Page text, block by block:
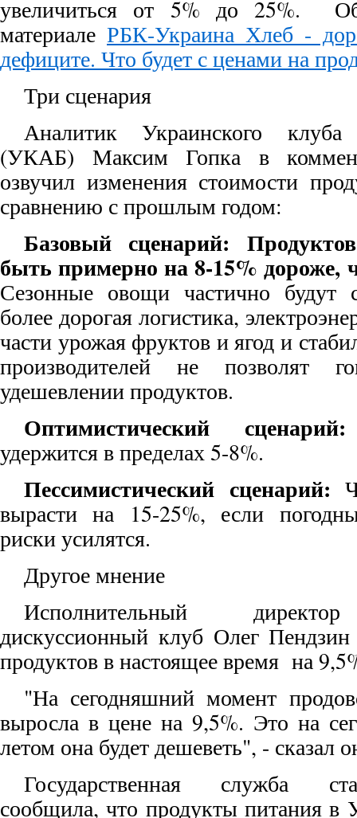
увеличиться от 5% до 25%.
материале РБК-Украина Хлеб -
дефиците. Что будет с ценами на
Три сценария
Аналитик Украинского клуба
(УКАБ) Максим Гопка в
озвучил изменения стоимости
сравнению с прошлым годом:
Базовый сценарий:
быть примерно на 8-15% дороже,
Сезонные овощи частично будут
более дорогая логистика,
части урожая фруктов и ягод и
производителей не позволят
удешевлении продуктов.
Оптимистический
удержится в пределах 5-8%.
Пессимистический сценарий:
вырасти на 15-25%, если
риски усилятся.
Другое мнение
Исполнительный
дискуссионный клуб Олег
продуктов в настоящее время на
"На сегодняшний момент
выросла в цене на 9,5%. Это на
летом она будет дешеветь", - сказал
Государственная служба
сообщила, что продукты питания в